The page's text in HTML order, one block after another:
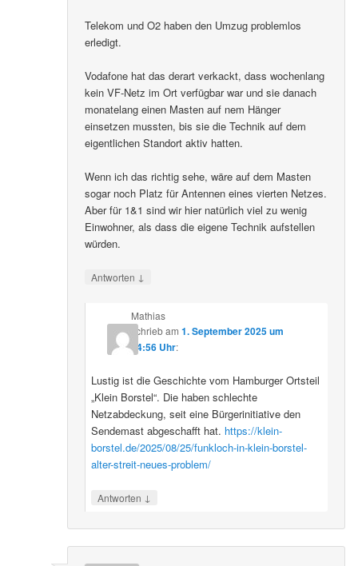
Telekom und O2 haben den Umzug problemlos
erledigt.
Vodafone hat das derart verkackt, dass wochenlang
kein VF-Netz im Ort verfügbar war und sie danach
monatelang einen Masten auf nem Hänger
einsetzen mussten, bis sie die Technik auf dem
eigentlichen Standort aktiv hatten.
Wenn ich das richtig sehe, wäre auf dem Masten
sogar noch Platz für Antennen eines vierten Netzes.
Aber für 1&1 sind wir hier natürlich viel zu wenig
Einwohner, als dass die eigene Technik aufstellen
würden.
Antworten ↓
Mathias
schriebam 1. September 2025 um
14:56 Uhr:
Lustig ist die Geschichte vom Hamburger Ortsteil
„Klein Borstel“. Die haben schlechte
Netzabdeckung, seit eine Bürgerinitiative den
Sendemast abgeschafft hat. https://klein-
borstel.de/2025/08/25/funkloch-in-klein-borstel-
alter-streit-neues-problem/
Antworten ↓